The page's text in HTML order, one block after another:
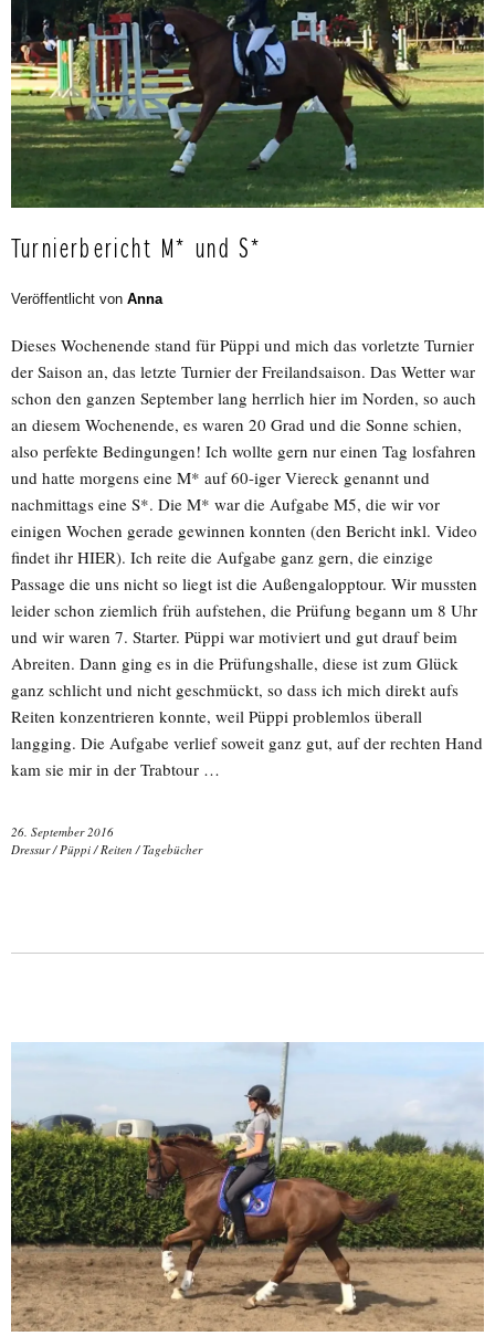
Turnierbericht M* und S*
Veröffentlicht von Anna
Dieses Wochenende stand für Püppi und mich das vorletzte Turnier
der Saison an, das letzte Turnier der Freilandsaison. Das Wetter war
schon den ganzen September lang herrlich hier im Norden, so auch
an diesem Wochenende, es waren 20 Grad und die Sonne schien,
also perfekte Bedingungen! Ich wollte gern nur einen Tag losfahren
und hatte morgens eine M* auf 60-iger Viereck genannt und
nachmittags eine S*. Die M* war die Aufgabe M5, die wir vor
einigen Wochen gerade gewinnen konnten (den Bericht inkl. Video
findet ihr HIER). Ich reite die Aufgabe ganz gern, die einzige
Passage die uns nicht so liegt ist die Außengalopptour. Wir mussten
leider schon ziemlich früh aufstehen, die Prüfung begann um 8 Uhr
und wir waren 7. Starter. Püppi war motiviert und gut drauf beim
Abreiten. Dann ging es in die Prüfungshalle, diese ist zum Glück
ganz schlicht und nicht geschmückt, so dass ich mich direkt aufs
Reiten konzentrieren konnte, weil Püppi problemlos überall
langging. Die Aufgabe verlief soweit ganz gut, auf der rechten Hand
kam sie mir in der Trabtour …
26. September 2016
Dressur/ Püppi /Reiten /Tagebücher